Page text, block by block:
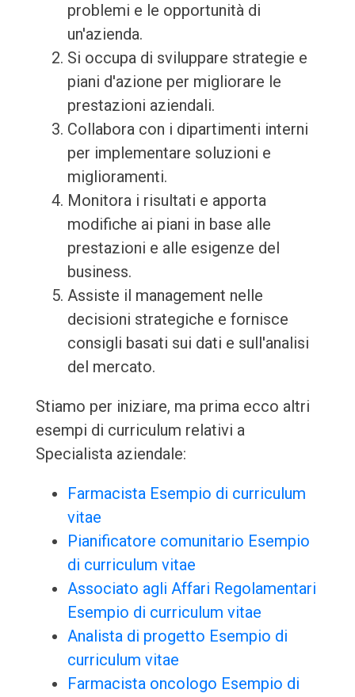
problemi e le opportunità di
un'azienda.
Si occupa di sviluppare strategie e
piani d'azione per migliorare le
prestazioni aziendali.
Collabora con i dipartimenti interni
per implementare soluzioni e
miglioramenti.
Monitora i risultati e apporta
modifiche ai piani in base alle
prestazioni e alle esigenze del
business.
Assiste il management nelle
decisioni strategiche e fornisce
consigli basati sui dati e sull'analisi
del mercato.
Stiamo per iniziare, ma prima ecco altri
esempi di curriculum relativi a
Specialista aziendale:
Farmacista Esempio di curriculum
vitae
Pianificatore comunitario Esempio
di curriculum vitae
Associato agli Affari Regolamentari
Esempio di curriculum vitae
Analista di progetto Esempio di
curriculum vitae
Farmacista oncologo Esempio di